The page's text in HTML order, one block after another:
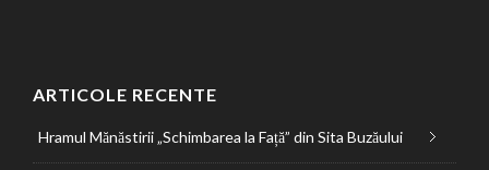
ARTICOLE RECENTE
Hramul Mănăstirii „Schimbarea la Față” din Sita Buzăului